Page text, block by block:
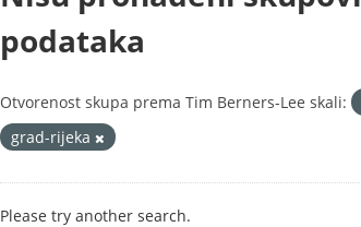
podataka
Otvorenost skupa prema Tim Berners-Lee skali:
grad-rijeka
Please try another search.